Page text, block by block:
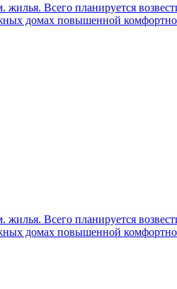
жилья. Всего планируется
домах повышенной
жилья. Всего планируется
домах повышенной